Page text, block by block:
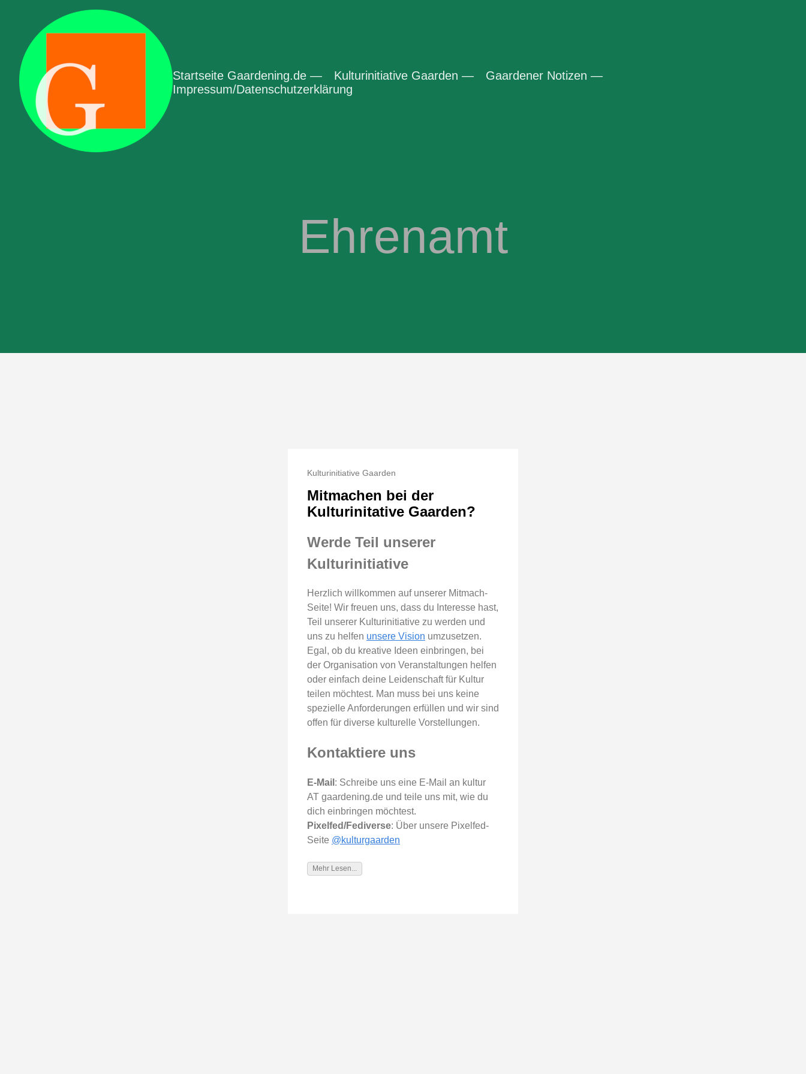
Startseite Gaardening.de — Kulturinitiative Gaarden —
Gaardener Notizen —
Impressum/Datenschutzerklärung
Ehrenamt
Kulturinitiative Gaarden
Mitmachen bei der
Kulturinitative Gaarden?
Werde Teil unserer
Kulturinitiative
Herzlich willkommen auf unserer Mitmach-
Seite! Wir freuen uns, dass du Interesse hast,
Teil unserer Kulturinitiative zu werden und
uns zu helfen unsere Vision umzusetzen.
Egal, ob du kreative Ideen einbringen, bei
der Organisation von Veranstaltungen helfen
oder einfach deine Leidenschaft für Kultur
teilen möchtest. Man muss bei uns keine
spezielle Anforderungen erfüllen und wir sind
offen für diverse kulturelle Vorstellungen.
Kontaktiere uns
E-Mail : Schreibe uns eine E-Mail an kultur
AT gaardening.de und teile uns mit, wie du
dich einbringen möchtest.
Pixelfed/Fediverse: Über unsere Pixelfed-
Seite @kulturgaarden
Mehr Lesen...